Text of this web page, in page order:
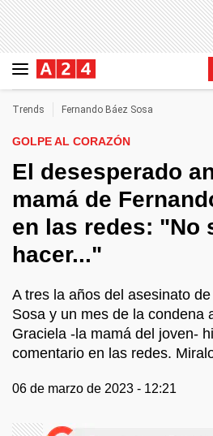
Trends Fernando Báez Sosa
GOLPE AL CORAZÓN
El desesperado
mamá de
en las redes: "No
hacer..."
A tres la años del asesinato
Sosa y un mes de la condena
Graciela -la mamá del joven-
comentario en las redes.
06 de marzo de 2023 - 12:21